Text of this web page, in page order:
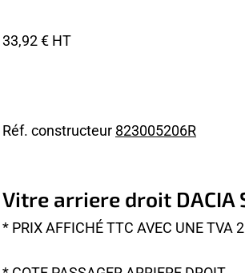
33,92 € HT
Réf. constructeur 823005206R
Vitre arriere droit DACIA
* PRIX AFFICHÉ TTC AVEC UNE TVA